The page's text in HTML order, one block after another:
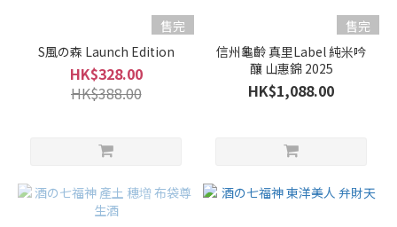
售完
S風の森 Launch Edition
HK$328.00
HK$388.00
售完
信州龜齡 真里Label 純米吟
釀 山惠錦 2025
HK$1,088.00